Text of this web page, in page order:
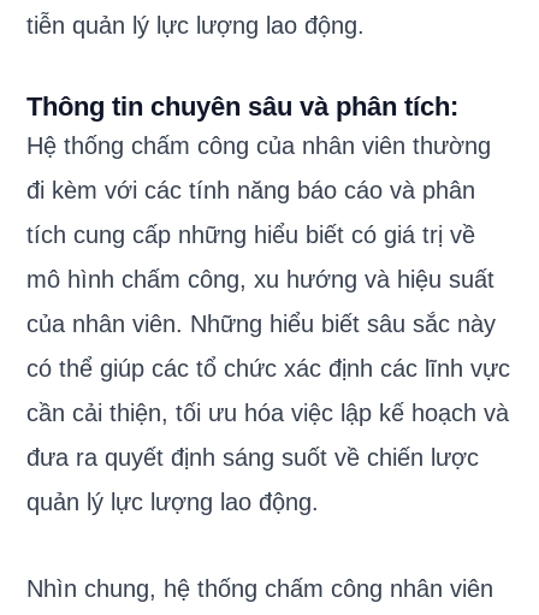
tiễn quản lý lực lượng lao động.
Thông tin chuyên sâu và phân tích:
Hệ thống chấm công của nhân viên thường
đi kèm với các tính năng báo cáo và phân
tích cung cấp những hiểu biết có giá trị về
mô hình chấm công, xu hướng và hiệu suất
của nhân viên. Những hiểu biết sâu sắc này
có thể giúp các tổ chức xác định các lĩnh vực
cần cải thiện, tối ưu hóa việc lập kế hoạch và
đưa ra quyết định sáng suốt về chiến lược
quản lý lực lượng lao động.
Nhìn chung, hệ thống chấm công nhân viên